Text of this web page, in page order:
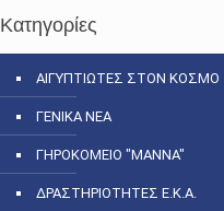
Κατηγορίες
ΑΙΓΥΠΤΙΩΤΕΣ ΣΤΟΝ ΚΟΣΜΟ
ΓΕΝΙΚΑ ΝΕΑ
ΓΗΡΟΚΟΜΕΙΟ "ΜΑΝΝΑ"
ΔΡΑΣΤΗΡΙΟΤΗΤΕΣ Ε.Κ.Α.